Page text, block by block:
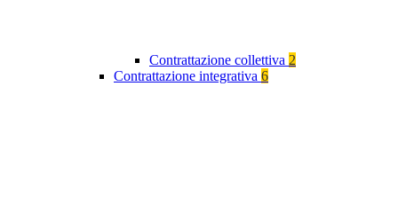
Contrattazione collettiva 2
Contrattazione integrativa 6